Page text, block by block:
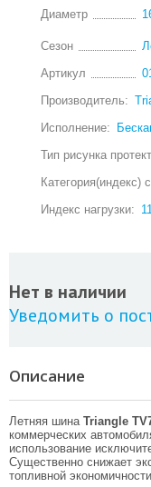
Диаметр
Сезон
Артикул
Производитель:
Исполнение:
Тип рисунка
Категория(индекс)
Индекс нагрузки:
Нет в наличии
Уведомить о
Описание
Летняя шина Triangle
коммерческих
использование
Существенно снижает
топливной